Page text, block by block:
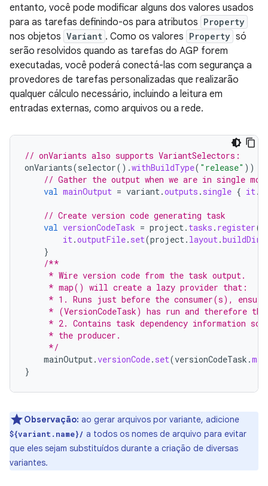
entanto, você pode modificar alguns dos valores usados
para as tarefas definindo-os para atributos Property
nos objetos Variant . Como os valores Property só
serão resolvidos quando as tarefas do AGP forem
executadas, você poderá conectá-las com segurança a
provedores de tarefas personalizadas que realizarão
qualquer cálculo necessário, incluindo a leitura em
entradas externas, como arquivos ou a rede.
// onVariants also supports VariantSelectors:
onVariants(selector().withBuildType( "release" ))
// Gather the output when we are in single
val mainOutput = variant.outputs . single { it.
// Create version code generating task
val versionCodeTask = project. tasks . register(
it.outputFile. set(project. layout.
}
/**
     * Wire version code from the task output.
     * map() will create a lazy provider that:
* 1. Runs just before the consumer(s),
* (VersionCodeTask) has run and therefore
* 2. Contains task dependency information so
     * the producer.
     */
mainOutput.versionCode. set(versionCodeTask .map
}
Observação: ao gerar arquivos por variante, adicione
${variant.name}/ a todos os nomes de arquivo para evitar
que eles sejam substituídos durante a criação de diversas
variantes.